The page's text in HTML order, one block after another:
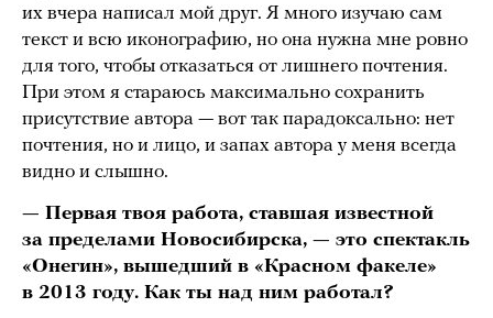
их вчера написал мой друг. Я много изучаю сам
текст и всю иконографию, но она нужна мне ровно
для того, чтобы отказаться от лишнего почтения.
При этом я стараюсь максимально сохранить
присутствие автора — вот так парадоксально: нет
почтения, но и лицо, и запах автора у меня всегда
видно и слышно.
— Первая твоя работа, ставшая известной
за пределами Новосибирска, — это спектакль
«Онегин», вышедший в «Красном факеле»
в 2013 году. Как ты над ним работал?